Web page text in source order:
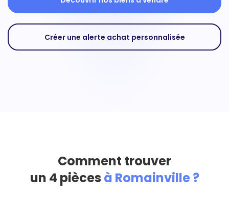
Créer une alerte achat personnalisée
Comment trouver
un 4 pièces à Romainville ?